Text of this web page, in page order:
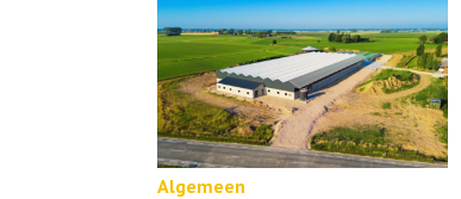
Algemeen